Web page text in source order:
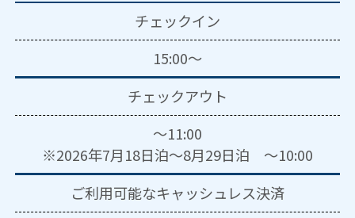
チェックイン
15:00～
チェックアウト
～11:00
※2026年7月18日泊～8月29日泊 ～10:00
ご利用可能なキャッシュレス決済